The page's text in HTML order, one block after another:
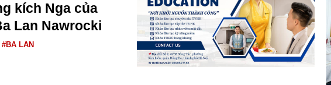
kích Nga của
Lan Nawrocki
#BA LAN